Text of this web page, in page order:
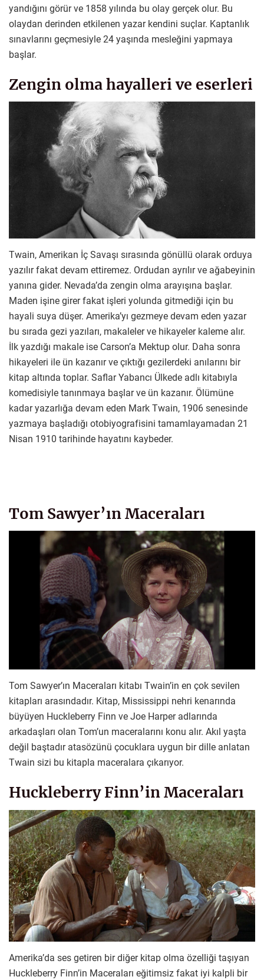
yandığını görür ve 1858 yılında bu olay gerçek olur. Bu
olaydan derinden etkilenen yazar kendini suçlar. Kaptanlık
sınavlarını geçmesiyle 24 yaşında mesleğini yapmaya
başlar.
Zengin olma hayalleri ve eserleri
Twain, Amerikan İç Savaşı sırasında gönüllü olarak orduya
yazılır fakat devam ettiremez. Ordudan ayrılır ve ağabeyinin
yanına gider. Nevada’da zengin olma arayışına başlar.
Maden işine girer fakat işleri yolunda gitmediği için bu
hayali suya düşer. Amerika’yı gezmeye devam eden yazar
bu sırada gezi yazıları, makaleler ve hikayeler kaleme alır.
İlk yazdığı makale ise Carson’a Mektup olur. Daha sonra
hikayeleri ile ün kazanır ve çıktığı gezilerdeki anılarını bir
kitap altında toplar. Saflar Yabancı Ülkede adlı kitabıyla
komedisiyle tanınmaya başlar ve ün kazanır. Ölümüne
kadar yazarlığa devam eden Mark Twain, 1906 senesinde
yazmaya başladığı otobiyografisini tamamlayamadan 21
Nisan 1910 tarihinde hayatını kaybeder.
Tom Sawyer’ın Maceraları
Tom Sawyer’ın Maceraları kitabı Twain’in en çok sevilen
kitapları arasındadır. Kitap, Mississippi nehri kenarında
büyüyen Huckleberry Finn ve Joe Harper adlarında
arkadaşları olan Tom’un maceralarını konu alır. Akıl yaşta
değil baştadır atasözünü çocuklara uygun bir dille anlatan
Twain sizi bu kitapla maceralara çıkarıyor.
Huckleberry Finn’in Maceraları
Amerika’da ses getiren bir diğer kitap olma özelliği taşıyan
Huckleberry Finn’in Maceraları eğitimsiz fakat iyi kalpli bir